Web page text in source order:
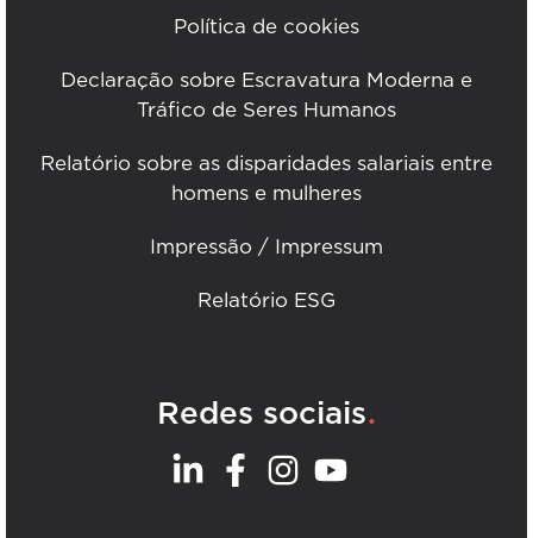
Política de cookies
Declaração sobre Escravatura Moderna e
Tráfico de Seres Humanos
Relatório sobre as disparidades salariais entre
homens e mulheres
Impressão / Impressum
Relatório ESG
Redes sociais.